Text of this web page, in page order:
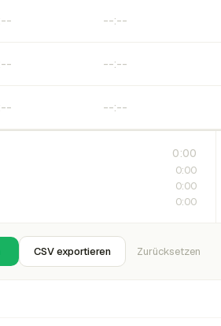
0:00
0:00
0:00
0:00
CSV exportieren Zurücksetzen